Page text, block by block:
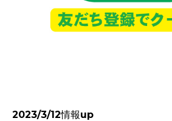
2023/3/12情報up